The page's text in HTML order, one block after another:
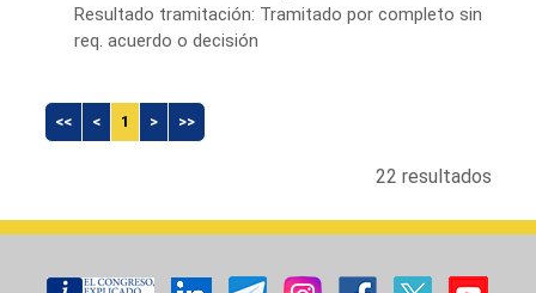
Resultado tramitación: Tramitado por completo sin
req. acuerdo o decisión
<< < 1 > >>
22 resultados